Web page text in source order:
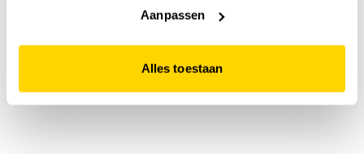
website niet optimaal functioneert.
Aanpassen
Alles toestaan